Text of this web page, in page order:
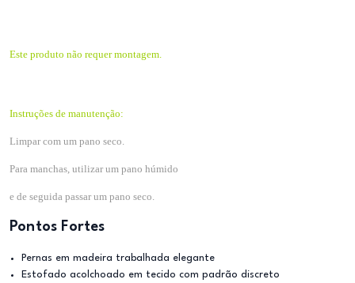
Este produto não requer montagem.
Instruções de manutenção:
Limpar com um pano seco.
Para manchas, utilizar um pano húmido
e de seguida passar um pano seco.
Pontos Fortes
Pernas em madeira trabalhada elegante
Estofado acolchoado em tecido com padrão discreto